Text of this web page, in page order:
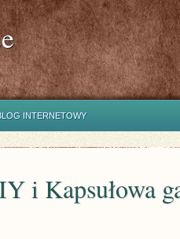
INTERNETOWY
i Kapsułowa